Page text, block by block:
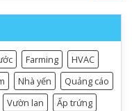
Farming
HVAC
Nhà yến
Quảng cáo
Vườn lan Ấp trứng